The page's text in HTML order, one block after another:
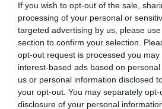
If you wish to opt-out of the sale,
processing of your personal or
targeted advertising by us, please
section to confirm your selection.
opt-out request is processed you may
interest-based ads based on
us or personal information disclosed
your opt-out. You may separately
disclosure of your personal
salés et les roselières, pas la mer à
restent dégagées, mais tempérez
espérez un panorama direct sur
le passage au milieu des marais
d’apercevoir les fameux moutons
aussi les chevaux de race Henson
oiseaux. Si l’expérience vous